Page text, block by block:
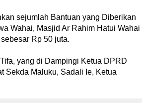
sejumlah Bantuan yang Diberikan
Wahai, Masjid Ar Rahim Hatui Wahai
Rp 50 juta.
yang di Dampingi Ketua DPRD
Sekda Maluku, Sadali Ie, Ketua